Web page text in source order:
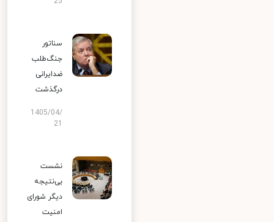
سناتور
جنگ‌طلب
ضدایرانی
درگذشت
1405/04/
نشست
بی‌نتیجه
دیگر شورای
امنیت